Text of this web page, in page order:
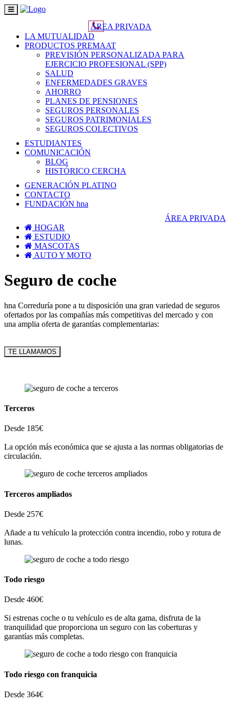
Toggle
navigation
ÁREA PRIVADA
LA MUTUALIDAD
PRODUCTOS PREMAAT
PREVISIÓN PERSONALIZADA PARA
EJERCICIO PROFESIONAL (SPP)
SALUD
ENFERMEDADES GRAVES
AHORRO
PLANES DE PENSIONES
SEGUROS PERSONALES
SEGUROS PATRIMONIALES
SEGUROS COLECTIVOS
ESTUDIANTES
COMUNICACIÓN
BLOG
HISTÓRICO CERCHA
GENERACIÓN PLATINO
CONTACTO
FUNDACIÓN hna
ÁREA PRIVADA
HOGAR
ESTUDIO
MASCOTAS
AUTO Y MOTO
Seguro de coche
hna Correduría pone a tu disposición una gran variedad de seguros
ofertados por las compañías más competitivas del mercado y con
una amplia oferta de garantías complementarias:
TE LLAMAMOS
Terceros
Desde 185€
La opción más económica que se ajusta a las normas obligatorias de
circulación.
Terceros ampliados
Desde 257€
Añade a tu vehículo la protección contra incendio, robo y rotura de
lunas.
Todo riesgo
Desde 460€
Si estrenas coche o tu vehículo es de alta gama, disfruta de la
tranquilidad que proporciona un seguro con las coberturas y
garantías más completas.
Todo riesgo con franquicia
Desde 364€